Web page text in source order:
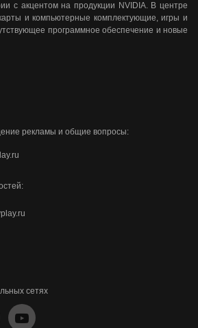
с акцентом на продукции NVIDIA. В центре
и компьютерные комплектующие, игры и
программное обеспечение и новые
рекламы и общие вопросы:
сетях